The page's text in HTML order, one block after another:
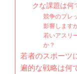
クな課題は何
競争のプレ
影響します
若いアスリ
か？
若者のスポーツ
遍的な戦略は何